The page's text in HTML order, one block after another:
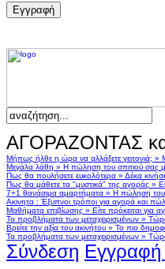
Eγγραφή
ΑΓΟΡΑΖΟΝΤΑΣ
Μήπως ήλθε η ώρα να αλλάξετε γειτονιά; »
Μεγάλα λάθη » Η πώληση του σπιτιού σας
Πως θα πουλήσετε ευκολότερα » Δέκα
Πως θα μάθετε τα "μυστικά" της αγοράς »
7+1 θανάσιμα αμαρτήματα » Η πώληση του
Ακινητα : Έξυπνοι τρόποι για αγορά και
Μαθήματα επιβίωσης » Είτε πρόκειται για
Τα προβλήματα των μεταχειρισμένων »
Βρείτε την αξία του ακινήτου » Το πιο
Τα προβλήματα των μεταχειρισμένων »
Σύνδεση